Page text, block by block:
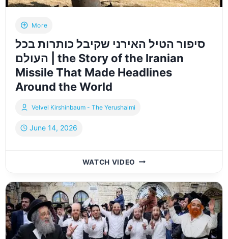
More
סיפור הטיל האירני שקיבל כותרות בכל
העולם | the Story of the Iranian
Missile That Made Headlines
Around the World
Velvel Kirshinbaum - The Yerushalmi
June 14, 2026
WATCH VIDEO סיפור
האירני
שקיבל
כותרות
בכל
העולם
|